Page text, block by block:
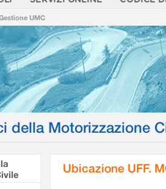
UMC
della Motorizzazione
Ubicazione UFF.